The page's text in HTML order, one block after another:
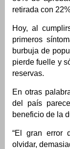
retirada con
Hoy, al
primeros
burbuja de
pierde fuelle y
reservas.
En otras
del país
beneficio de la
“El gran error
olvidar,